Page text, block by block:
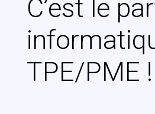
C’est le
TPE/PME !